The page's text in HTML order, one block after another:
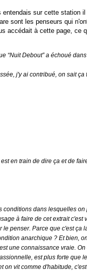
sur cette station
sont les penseurs qui
à cette page, ce
Debout” a échoué
j'y ai contribué, on sait
en train de dire ça et de
dans lesquelles
à faire de cet extrait
penser. Parce que c'est ça
anarchique ? Et bien,
une connaissance vraie.
est plus forte
vit comme d'habitude,